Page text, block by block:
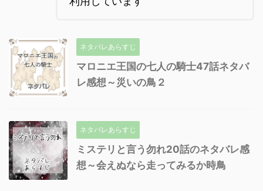
ネタバレあらすじ
マロニエ王国の七人の騎士47話ネタバ
レ感想～災いの鳥２
ネタバレあらすじ
ミステリと言う勿れ20話のネタバレ感
想～会えぬなら走ってみるか時鳥